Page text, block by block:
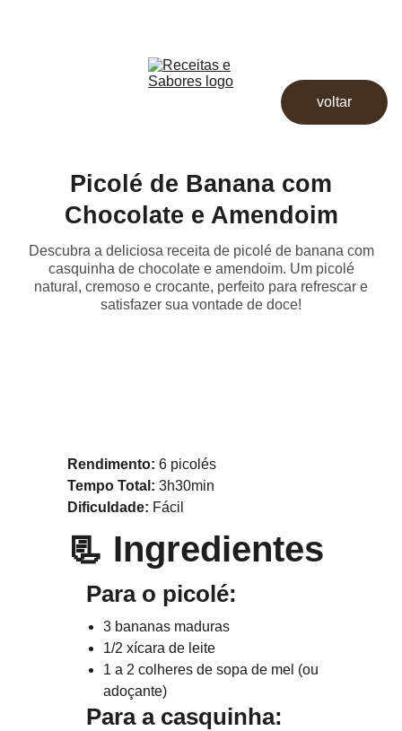
voltar
Picolé de Banana com
Chocolate e Amendoim
Descubra a deliciosa receita de picolé de banana com
casquinha de chocolate e amendoim. Um picolé
natural, cremoso e crocante, perfeito para refrescar e
satisfazer sua vontade de doce!
Rendimento: 6 picolés
Tempo Total: 3h30min
Dificuldade: Fácil
📃 Ingredientes
   Para o picolé:
3 bananas maduras
1/2 xícara de leite
1 a 2 colheres de sopa de mel (ou
adoçante)
   Para a casquinha: